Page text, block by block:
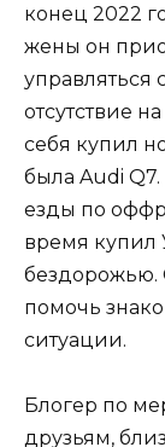
конец 2022
жены он
управляться
отсутствие
себя купил
была Audi
езды по
время купил
бездорожью.
помочь
ситуации.
Блогер по
друзьям,